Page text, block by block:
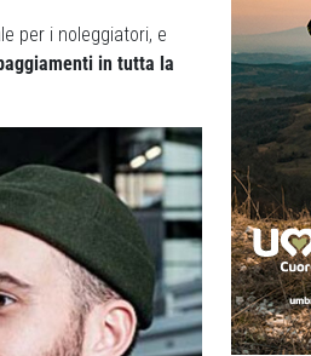
per i noleggiatori, e
in tutta la